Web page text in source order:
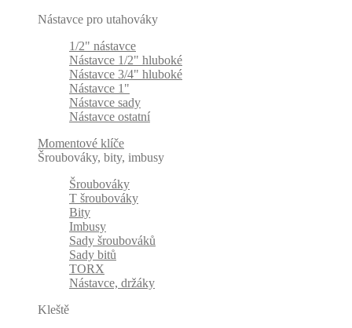
Nástavce pro utahováky
1/2" nástavce
Nástavce 1/2" hluboké
Nástavce 3/4" hluboké
Nástavce 1"
Nástavce sady
Nástavce ostatní
Momentové klíče
Šroubováky, bity, imbusy
Šroubováky
T šroubováky
Bity
Imbusy
Sady šroubováků
Sady bitů
TORX
Nástavce, držáky
Kleště